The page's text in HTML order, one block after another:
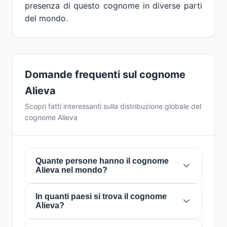
presenza di questo cognome in diverse parti
del mondo.
Domande frequenti sul cognome
Alieva
Scopri fatti interessanti sulla distribuzione globale del
cognome Alieva
Quante persone hanno il cognome
Alieva nel mondo?
Attualmente ci sono circa296.914 persone
con il cognome
significa che circa 1 persona su26,944nel
In quanti paesi si trova il cognome
Alieva?